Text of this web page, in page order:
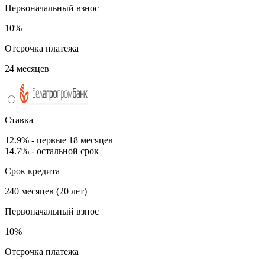
Первоначальный взнос
10%
Отсрочка платежа
24 месяцев
Ставка
12.9% - первые 18 месяцев
14.7% - остальной срок
Срок кредита
240 месяцев (20 лет)
Первоначальный взнос
10%
Отсрочка платежа